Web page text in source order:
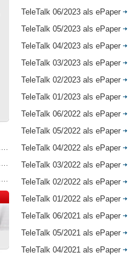
TeleTalk 06/2023 als ePaper
TeleTalk 05/2023 als ePaper
TeleTalk 04/2023 als ePaper
TeleTalk 03/2023 als ePaper
TeleTalk 02/2023 als ePaper
TeleTalk 01/2023 als ePaper
TeleTalk 06/2022 als ePaper
TeleTalk 05/2022 als ePaper
TeleTalk 04/2022 als ePaper
TeleTalk 03/2022 als ePaper
TeleTalk 02/2022 als ePaper
TeleTalk 01/2022 als ePaper
TeleTalk 06/2021 als ePaper
TeleTalk 05/2021 als ePaper
TeleTalk 04/2021 als ePaper